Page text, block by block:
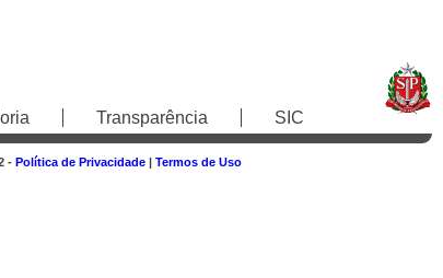
Transparência SIC
- Política de Privacidade| Termos de Uso